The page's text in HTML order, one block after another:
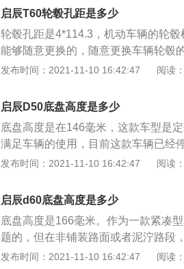
做摩擦运动，摩擦块会逐渐被磨损，
响，导致汽车的制动距离变长，所以
修，如果汽车的刹车片厚度小于一毫
会造成安全隐患。
启辰T60轮毂孔距是多少
轮毂孔距是4*114.3，机动车辆的轮
能够随意更换的，随意更换车辆轮毂
上路行驶也是属于一种违法的行为，
用的发动机是一款1.6升自然吸气发
93，最大扭矩是168，发动机使用的
速箱。
发布时间：2021-11-10 16:42:47 阅读
启辰D50底盘高度是多少
底盘高度是在146毫米，这款车型是
满足车辆的使用，目前这款车辆已经
的是1.6升117马力四缸自然吸气发动
发动机，匹配的是手动变速箱和自动
宽度是1695毫米，高度是1535毫米
一款4门5座的三厢车型。
发布时间：2021-11-10 16:42:47 阅读
启辰d60底盘高度是多少
底盘高度是166毫米。作为一款紧凑
题的，但在非铺装路面或者泥泞路段
常通过，避免对底盘造成伤害。东风
发布时间：2021-11-10 16:42:47 阅读